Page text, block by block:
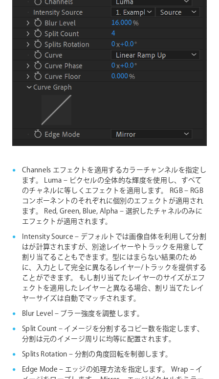
Channels エフェクトを適用するカラーチャンネルを指定し
ます。
Luma – ピクセルの全体的な輝度を使用し、すべて
のチャネルに等しくエフェクトを適用します。
RGB – RGB
コンポーネントのそれぞれに個別のエフェクトが適用され
ます。
Red, Green, Blue, Alpha – 選択したチャネルのみに
エフェクトが適用されます。
Intensity Source – デフォルトでは画像自体を利用して分割
はが計算されますが、別途レイヤーやトラックを用意して
割り当てることもできます。型にはまらない結果のため
に、入力として完全に異なるレイヤー/トラックを提供する
ことができます。 もし割り当てたレイヤーのサイズがエフ
ェクトを適用したレイヤーと異なる場合、割り当てたレイ
ヤーサイズは自動でマッチされます。
Blur Level – ブラー強度を調整します。
Split Count – イメージを分割するコピー数を指定します、
分割は元のイメージ周りに均等に配置されます。
Splits Rotation – 分割の角度回転を制御します。
Edge Mode – エッジの処理方法を指定します。
Wrap – イ